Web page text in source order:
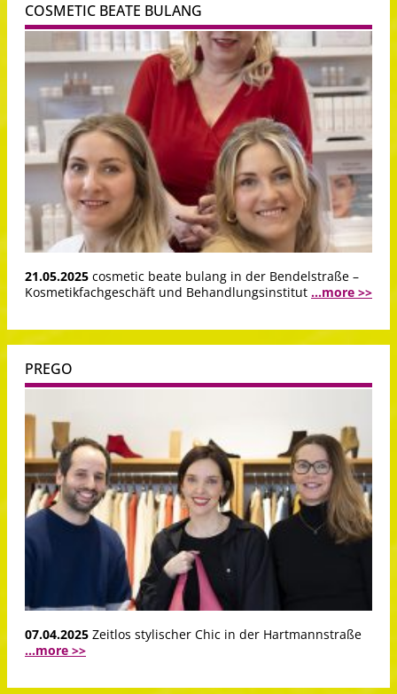
COSMETIC BEATE BULANG
21.05.2025 cosmetic beate bulang in der Bendelstraße –
Kosmetikfachgeschäft und Behandlungsinstitut ...more >>
PREGO
07.04.2025 Zeitlos stylischer Chic in der Hartmannstraße
...more >>